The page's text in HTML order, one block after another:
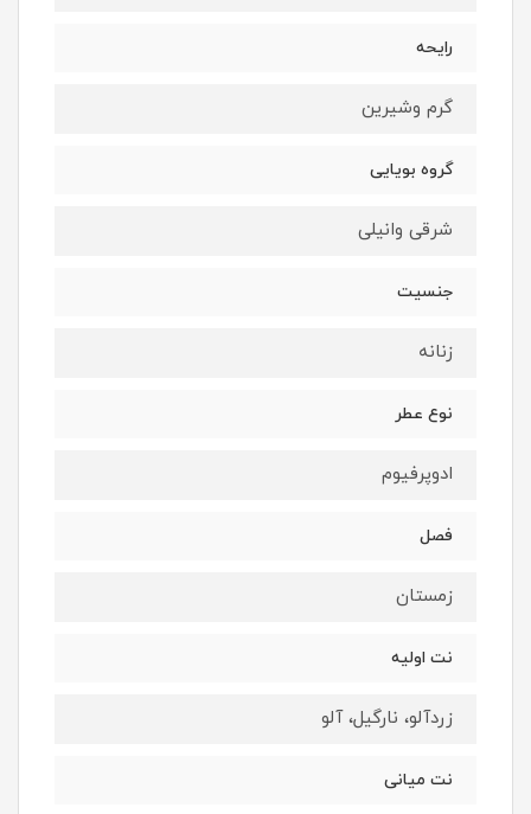
رايحه
گرم وشيرين
گروه بويايى
شرقى وانيلى
جنسيت
زنانه
نوع عطر
ادوپرفيوم
فصل
زمستان
نت اوليه
زردآلو، نارگیل، آلو
نت ميانى